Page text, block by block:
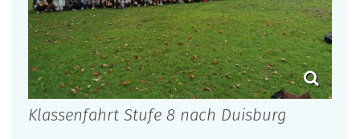
Klassenfahrt Stufe 8 nach Duisburg